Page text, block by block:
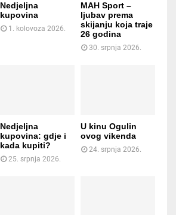
Nedjeljna
kupovina
1. kolovoza 2026.
MAH Sport –
ljubav prema
skijanju koja traje
26 godina
30. srpnja 2026.
Nedjeljna
kupovina: gdje i
kada kupiti?
25. srpnja 2026.
U kinu Ogulin
ovog vikenda
24. srpnja 2026.